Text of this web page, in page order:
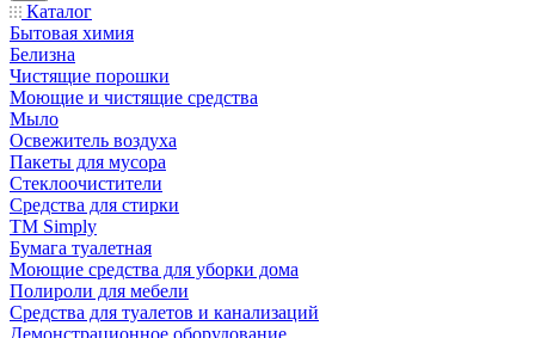
Каталог
Бытовая химия
Белизна
Чистящие порошки
Моющие и чистящие средства
Мыло
Освежитель воздуха
Пакеты для мусора
Стеклоочистители
Средства для стирки
TM Simply
Бумага туалетная
Моющие средства для уборки дома
Полироли для мебели
Средства для туалетов и канализаций
Демонстрационное оборудование